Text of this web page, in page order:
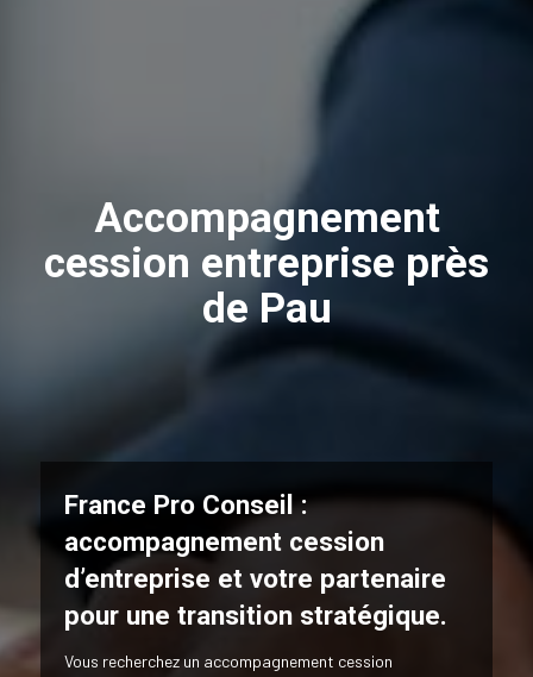
Accompagnement
cession entreprise près
de Pau
France Pro Conseil :
accompagnement cession
d’entreprise et votre partenaire
pour une transition stratégique.
Vous recherchez un accompagnement cession